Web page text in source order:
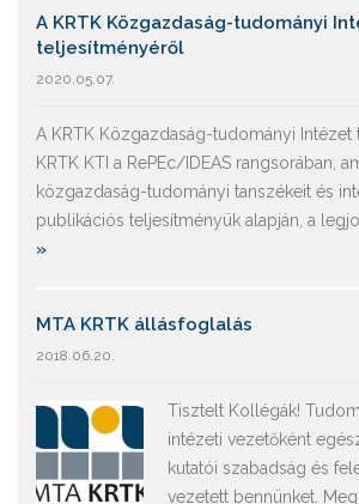
A KRTK Közgazdaság-tudományi
teljesítményéről
2020.05.07.
A KRTK Közgazdaság-tudományi
KRTK KTI a RePEc/IDEAS rangsorában,
közgazdaság-tudományi tanszékeit és
publikációs teljesítményük alapján, a
»
MTA KRTK állásfoglalás
2018.06.20.
Tisztelt Kollégák!
intézeti vezetőként
kutatói szabadság és
vezetett bennünket.